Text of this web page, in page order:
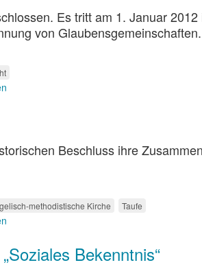
Es tritt am 1. Januar 2012
von Glaubensgemeinschaften.
Beschluss ihre
methodistische Kirche Taufe
Bekenntnis“